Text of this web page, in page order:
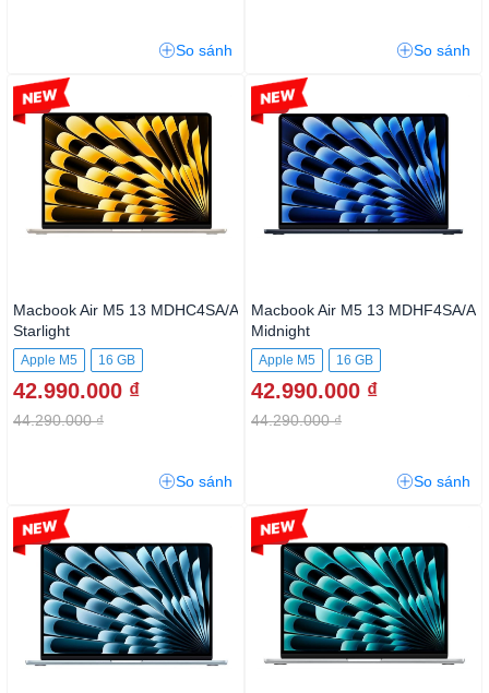
So sánh So sánh
Macbook Air M5 13
MDHC4SA/A Starlight
Apple M5 16 GB
42.990.000 ₫
44.290.000 ₫
-2%
So sánh
Macbook Air M5 13
MDHF4SA/A Midnight
Apple M5 16 GB
42.990.000 ₫
44.290.000 ₫
-2%
So sánh
-2% -3%